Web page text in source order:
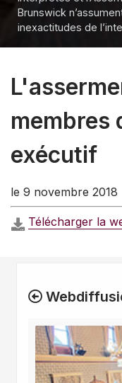
Brunswick
inexactitudes de
membres
exécutif
le 9 novembre 2018
Télécharger la